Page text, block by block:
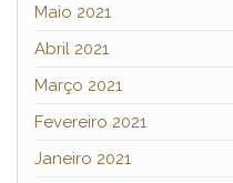
Maio 2021
Abril 2021
Março 2021
Fevereiro 2021
Janeiro 2021